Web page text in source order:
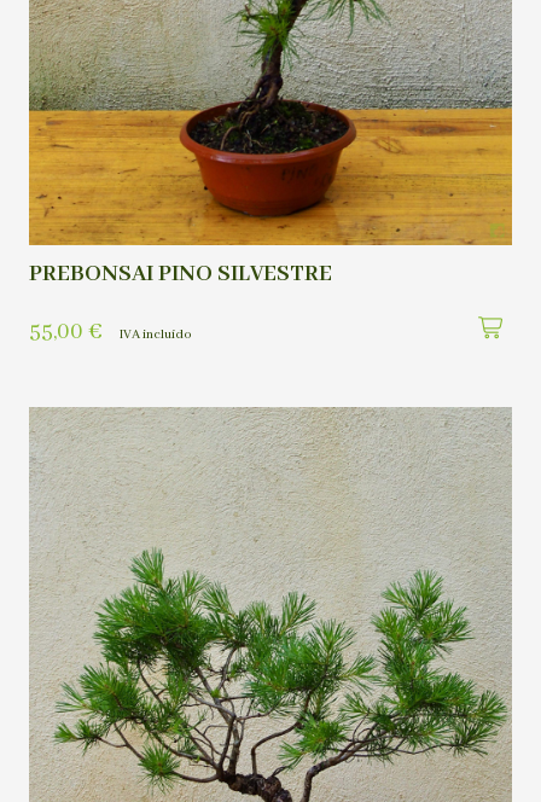
PREBONSAI PINO SILVESTRE
55,00 € IVA incluído